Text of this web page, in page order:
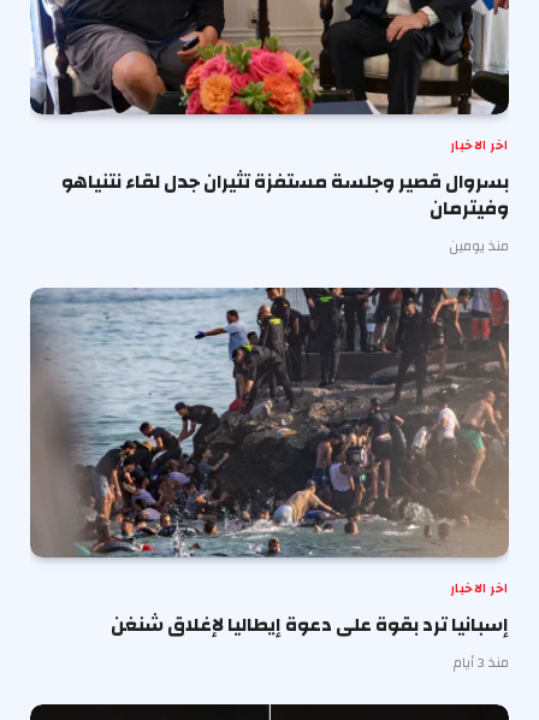
اخر الاخبار
بسروال قصير وجلسة مستفزة تثيران جدل لقاء نتنياهو
وفيترمان
منذ يومين
اخر الاخبار
إسبانيا ترد بقوة على دعوة إيطاليا لإغلاق شنغن
منذ 3 أيام